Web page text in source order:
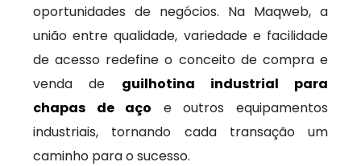
oportunidades de negócios. Na Maqweb, a
união entre qualidade, variedade e facilidade
de acesso redefine o conceito de compra e
venda de guilhotina industrial para
chapas de aço e outros equipamentos
industriais, tornando cada transação um
caminho para o sucesso.